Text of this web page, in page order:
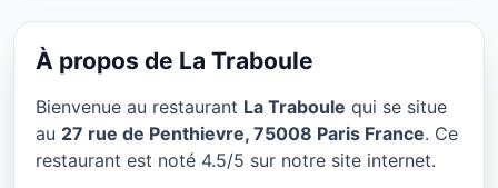
La Traboule à Paris
★ 4.5/5
À propos de La Traboule
Bienvenue au restaurant La Traboule qui se situe
au 27 rue de Penthievre, 75008 Paris France. Ce
restaurant est noté 4.5/5 sur notre site internet.